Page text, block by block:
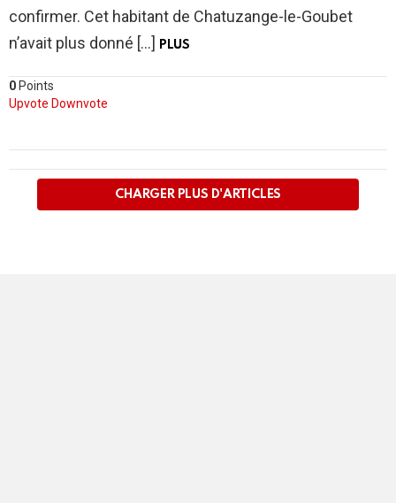
confirmer. Cet habitant de Chatuzange-le-Goubet
n’avait plus donné […]
PLUS
0 Points
Upvote Downvote
PLUS
CHARGER PLUS D'ARTICLES